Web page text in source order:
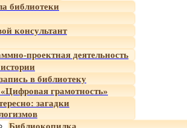
библиотеки
консультант
проектная деятельность
в библиотеку
грамотность»
загадки